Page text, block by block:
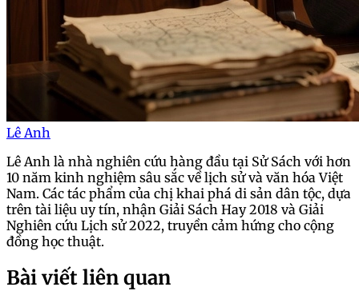
Lê Anh
Lê Anh là nhà nghiên cứu hàng đầu tại Sử Sách với hơn
10 năm kinh nghiệm sâu sắc về lịch sử và văn hóa Việt
Nam. Các tác phẩm của chị khai phá di sản dân tộc, dựa
trên tài liệu uy tín, nhận Giải Sách Hay 2018 và Giải
Nghiên cứu Lịch sử 2022, truyền cảm hứng cho cộng
đồng học thuật.
Bài viết liên quan